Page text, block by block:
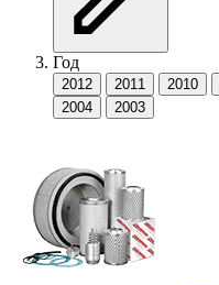
Год
2012 2011 2010
2004
2003